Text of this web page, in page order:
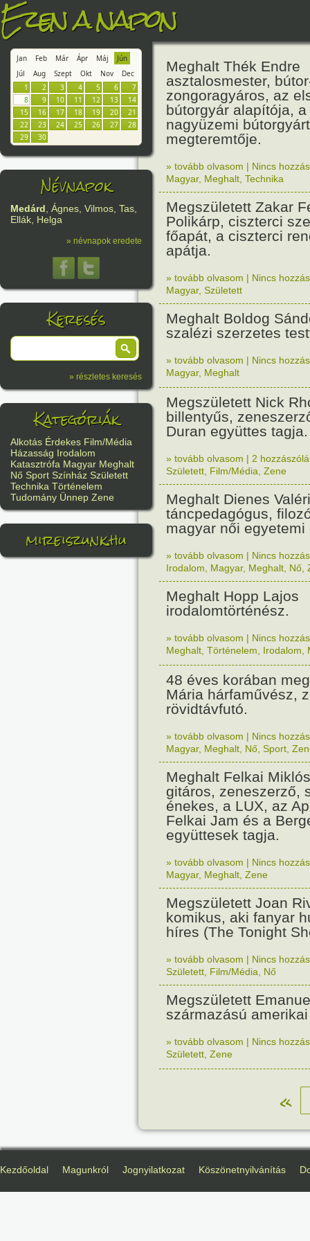
Ezen a napon
Jan Feb Már Ápr Máj
Jún
Júl
Aug Szept Okt Nov
Dec
1
2 3 4 5 6
7
8
9 10 11 12 13
14
15
16 17 18 19 20
21
22
23 24 25 26 27
28
29
30
Névnapok
Medárd, Ágnes, Vilmos, Tas,
Ellák, Helga
» névnapok eredete
Keresés
» részletes keresés
Kategóriák
Alkotás Érdekes Film/Média
Házasság Irodalom
Katasztrófa Magyar Meghalt
Nő Sport Színház Született
Technika Történelem
Tudomány Ünnep Zene
mireiszunk.hu
Meghalt Thék Endre
asztalosmester,
zongoragyáros, az
bútorgyár alapítója,
nagyüzemi
megteremtője.
» tovább olvasom | Nincs
Magyar, Meghalt Technika
Megszületett Zakar
Polikárp, ciszterci
főapát, a ciszterci
apátja.
» tovább olvasom | Nincs
Magyar, Született
Meghalt Boldog
szalézi szerzetes
» tovább olvasom | Nincs
Magyar, Meghalt
Megszületett Nick
billentyűs,
Duran együttes tagja.
» tovább olvasom | 2
Született Film/Média Zene
Meghalt Dienes
táncpedagógus,
magyar női egyetemi
» tovább olvasom | Nincs
Irodalom
Magyar, Meghalt Nő
Meghalt Hopp Lajos
irodalomtörténész.
» tovább olvasom | Nincs
Meghalt Történelem Irodalom
48 éves korában
Mária hárfaművész,
rövidtávfutó.
» tovább olvasom | Nincs
Magyar, Meghalt Nő Sport
Meghalt Felkai
gitáros, zeneszerző,
énekes, a LUX, az
Felkai Jam és a
együttesek tagja.
» tovább olvasom | Nincs
Magyar, Meghalt Zene
Megszületett Joan
komikus, aki fanyar
híres (The Tonight
» tovább olvasom | Nincs
Született Film/Média Nő
Megszületett
származású
» tovább olvasom | Nincs
Született Zene
«
Kezdőoldal Magunkról Jognyilatkozat Köszönetnyilvánítás